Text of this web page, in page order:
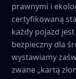
prawnymi i
certyfikowaną
każdy pojazd
bezpieczny dla
wystawiamy
zwane „kartą